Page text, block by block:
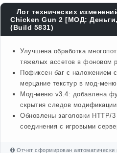
Лог технических
Chicken Gun 2 [МОД:
(Build 5831)
Улучшена обработка
тяжелых ассетов в фоновом
Пофиксен баг с наложением
мерцание текстур в мод-
Мод-меню v3.4: добавлена
скрытия следов
Обновлены заголовки HTTP/
соединения с игровыми
Отчет сформирован автоматически